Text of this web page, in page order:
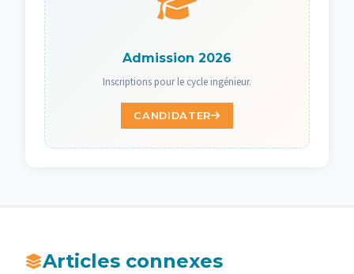
Admission 2026
Inscriptions pour le cycle ingénieur.
CANDIDATER
Articles connexes